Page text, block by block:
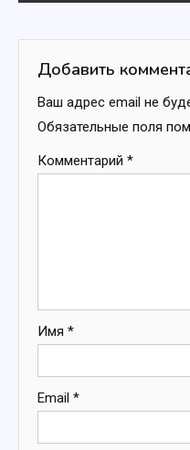
записям
Добавить
Ваш адрес email не
Обязательные поля
Комментарий *
Имя *
Email *